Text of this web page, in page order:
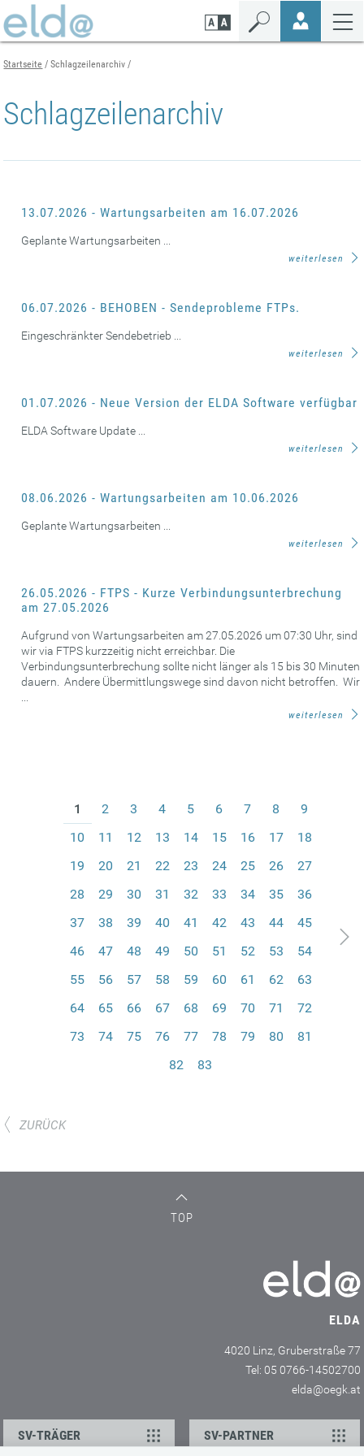
Seiteninhalt
springen
Navigation
springen
Mobilen
Navigation
springen
Startseite Schlagzeilenarchiv
Schlagzeilenarchiv
13.07.2026 - Wartungsarbeiten am 16.07.2026
Geplante Wartungsarbeiten ...
weiterlesen
06.07.2026 - BEHOBEN - Sendeprobleme FTPs.
Eingeschränkter Sendebetrieb ...
weiterlesen
01.07.2026 - Neue Version der ELDA Software verfügbar
ELDA Software Update ...
weiterlesen
08.06.2026 - Wartungsarbeiten am 10.06.2026
Geplante Wartungsarbeiten ...
weiterlesen
26.05.2026 - FTPS - Kurze Verbindungsunterbrechung
am 27.05.2026
Aufgrund von Wartungsarbeiten am 27.05.2026 um 07:30 Uhr, sind
wir via FTPS kurzzeitig nicht erreichbar. Die
Verbindungsunterbrechung sollte nicht länger als 15 bis 30 Minuten
dauern. Andere Übermittlungswege sind davon nicht betroffen. Wir
weiterlesen
1 2 3 4 5 6 7 8
9
10
11 12 13 14 15 16 17
18
19
20 21 22 23 24 25 26
27
28
29 30 31 32 33 34 35
36
37
38 39 40 41 42 43 44
45
46
47 48 49 50 51 52 53
54
55
56 57 58 59 60 61 62
63
64
65 66 67 68 69 70 71
72
73
74 75 76 77 78 79 80
81
82
83
ZURÜCK
TOP
ELDA
4020 Linz, Gruberstraße 77
Tel: 05 0766-14502700
elda@oegk.at
SV-TRÄGER SV-PARTNER